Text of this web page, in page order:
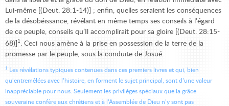
Lui-même [(Deut. 28:1-14)] ; enfin, quelles seraient les conséquences
de la désobéissance, révélant en même temps ses conseils à l’égard
de ce peuple, conseils qu’Il accomplirait pour sa gloire [(Deut. 28:15-
68)] 1
. Ceci nous amène à la prise en possession de la terre de la
promesse par le peuple, sous la conduite de Josué.
1
Les révélations typiques contenues dans ces premiers livres et qui, bien
qu’entremêlées avec l’histoire, en forment le sujet principal, sont d’une valeur
inappréciable pour nous. Seulement les privilèges spéciaux que la grâce
souveraine confère aux chrétiens et à l’Assemblée de Dieu n’y sont pas